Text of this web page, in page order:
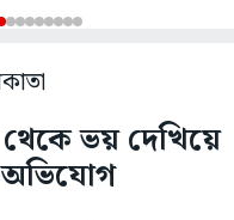
থেকে ভয় দেখিয়ে
অভিযোগ